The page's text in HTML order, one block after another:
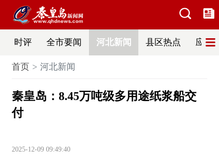
时评 全市要闻 河北新闻 县区热点 应急
首页 河北新闻
秦皇岛：8.45万吨级多用途纸浆船交
付
2025-12-09 09:49:40